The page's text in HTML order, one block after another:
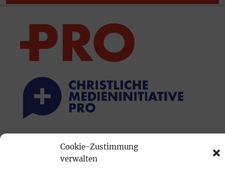
Cookie-Zustimmung
verwalten
PRINTAUSGABE
Mediadaten